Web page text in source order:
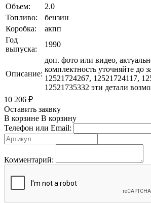
Объем:
2.0
Топливо:
бензин
Коробка:
акпп
Год
выпуска:
1990
Описание:
доп. фото или видео,
комплектность уточняйте до
12521724267, 12521724117,
12521735332 эти детали
10 206 ₽
Оставить заявку
В корзине В корзину
Телефон или Email:
Комментарий: